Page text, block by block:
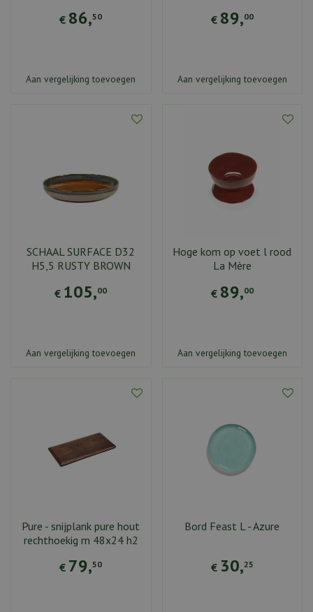
€ 86,50
Aan vergelijking toevoegen
€ 89,00
Aan vergelijking toevoegen
SCHAAL SURFACE D32
H5,5 RUSTY BROWN
€ 105,00
Aan vergelijking toevoegen
Hoge kom op voet l rood
La Mère
€ 89,00
Aan vergelijking toevoegen
Pure - snijplank pure hout
rechthoekig m 48x24 h2
€ 79,50
Bord Feast L - Azure
€ 30,25